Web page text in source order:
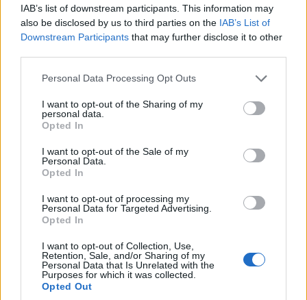
IAB’s list of downstream participants. This information may
also be disclosed by us to third parties on the IAB’s List of
Downstream Participants that may further disclose it to other
Please note that this website/app uses one or more Google
not limited to your visit or usage behaviour. You may click to
grant or deny consent to Google and its third-party tags to
use your data for below specified purposes in below Google
consent section.
Personal Data Processing Opt Outs
I want to opt-out of the Sharing of my
personal data.
Opted In
I want to opt-out of the Sale of my
Personal Data.
Opted In
I want to opt-out of processing my
Personal Data for Targeted Advertising.
Opted In
I want to opt-out of Collection, Use,
Retention, Sale, and/or Sharing of my
Personal Data that Is Unrelated with the
Purposes for which it was collected.
Opted Out